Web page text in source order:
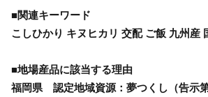
■関連キーワード
こしひかり キヌヒカリ 交配 ご飯 九州産
■地場産品に該当する理由
福岡県 認定地域資源：夢つくし（告示